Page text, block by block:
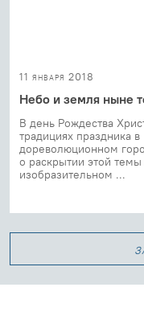
11 января 2018
Небо и земля ныне
В день Рождества
традициях праздника в
дореволюционном
о раскрытии этой темы
изобразительном ...